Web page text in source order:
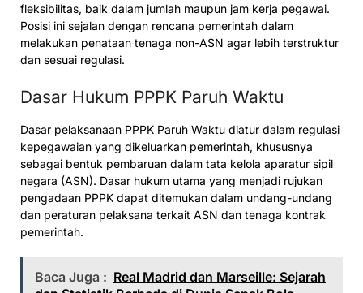
fleksibilitas, baik dalam jumlah maupun jam kerja pegawai.
Posisi ini sejalan dengan rencana pemerintah dalam
melakukan penataan tenaga non-ASN agar lebih terstruktur
dan sesuai regulasi.
Dasar Hukum PPPK Paruh Waktu
Dasar pelaksanaan PPPK Paruh Waktu diatur dalam regulasi
kepegawaian yang dikeluarkan pemerintah, khususnya
sebagai bentuk pembaruan dalam tata kelola aparatur sipil
negara (ASN). Dasar hukum utama yang menjadi rujukan
pengadaan PPPK dapat ditemukan dalam undang-undang
dan peraturan pelaksana terkait ASN dan tenaga kontrak
pemerintah.
Baca Juga : Real Madrid dan Marseille: Sejarah